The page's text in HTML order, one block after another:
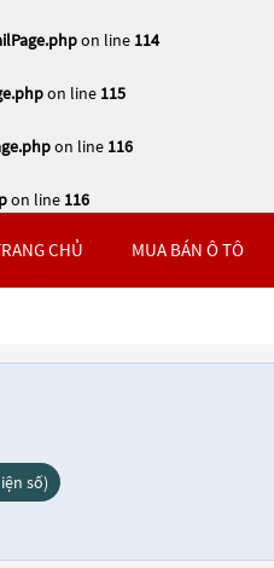
on line 114
on line 115
on line 116
on line 116
CHỦ MUA BÁN Ô TÔ
số)